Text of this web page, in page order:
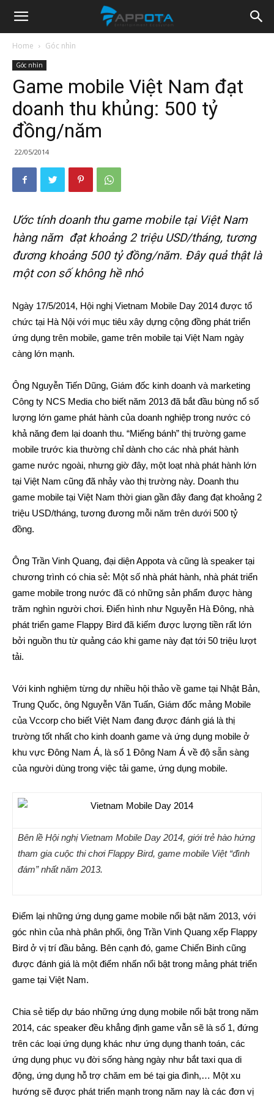
Appota
News
Home Góc nhìn
Góc nhìn
Game mobile Việt Nam đạt
doanh thu khủng: 500 tỷ
đồng/năm
22/05/2014
Ước tính doanh thu game mobile tại Việt Nam
hàng năm đạt khoảng 2 triệu USD/tháng, tương
đương khoảng 500 tỷ đồng/năm. Đây quả thật là
một con số không hề nhỏ
Ngày 17/5/2014, Hội nghị Vietnam Mobile Day 2014 được tổ
chức tại Hà Nội với mục tiêu xây dựng cộng đồng phát triển
ứng dụng trên mobile, game trên mobile tại Việt Nam ngày
càng lớn mạnh.
Ông Nguyễn Tiến Dũng, Giám đốc kinh doanh và marketing
Công ty NCS Media cho biết năm 2013 đã bắt đầu bùng nổ số
lượng lớn game phát hành của doanh nghiệp trong nước có
khả năng đem lại doanh thu. “Miếng bánh” thị trường game
mobile trước kia thường chỉ dành cho các nhà phát hành
game nước ngoài, nhưng giờ đây, một loạt nhà phát hành lớn
tại Việt Nam cũng đã nhảy vào thị trường này. Doanh thu
game mobile tại Việt Nam thời gian gần đây đang đạt khoảng 2
triệu USD/tháng, tương đương mỗi năm trên dưới 500 tỷ
đồng.
Ông Trần Vinh Quang, đại diện Appota và cũng là speaker tại
chương trình có chia sẻ: Một số nhà phát hành, nhà phát triển
game mobile trong nước đã có những sản phẩm được hàng
trăm nghìn người chơi. Điển hình như Nguyễn Hà Đông, nhà
phát triển game Flappy Bird đã kiếm được lượng tiền rất lớn
bởi nguồn thu từ quảng cáo khi game này đạt tới 50 triệu lượt
tải.
Với kinh nghiệm từng dự nhiều hội thảo về game tại Nhật Bản,
Trung Quốc, ông Nguyễn Văn Tuấn, Giám đốc mảng Mobile
của Vccorp cho biết Việt Nam đang được đánh giá là thị
trường tốt nhất cho kinh doanh game và ứng dụng mobile ở
khu vực Đông Nam Á, là số 1 Đông Nam Á về độ sẵn sàng
của người dùng trong việc tải game, ứng dụng mobile.
Bên lề Hội nghị Vietnam Mobile Day 2014, giới trẻ hào hứng
tham gia cuộc thi chơi Flappy Bird, game mobile Việt “đình
đám” nhất năm 2013.
Điểm lại những ứng dụng game mobile nổi bật năm 2013, với
góc nhìn của nhà phân phối, ông Trần Vinh Quang xếp Flappy
Bird ở vị trí đầu bảng. Bên cạnh đó, game Chiến Binh cũng
được đánh giá là một điểm nhấn nổi bật trong mảng phát triển
game tại Việt Nam.
Chia sẻ tiếp dự báo những ứng dụng mobile nổi bật trong năm
2014, các speaker đều khẳng định game vẫn sẽ là số 1, đứng
trên các loại ứng dụng khác như ứng dụng thanh toán, các
ứng dụng phục vụ đời sống hàng ngày như bắt taxi qua di
động, ứng dụng hỗ trợ chăm em bé tại gia đình,… Một xu
hướng sẽ được phát triển mạnh trong năm nay là các đơn vị